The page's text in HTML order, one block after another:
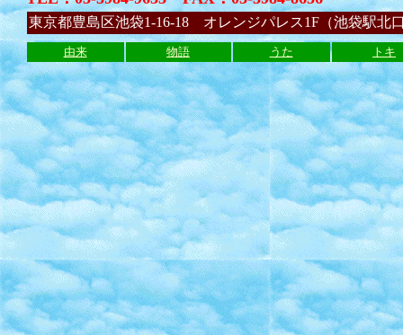
東京都豊島区池袋1-16-18 オレンジパレス1F（池袋駅北
由来 物語 うた トキ